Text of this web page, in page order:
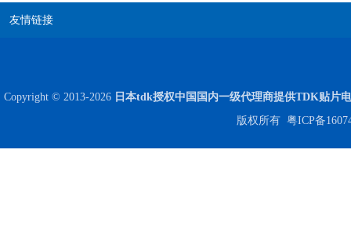
友情链接
Copyright © 2013-2026 日本tdk授权中国国内一级代理商提供TDK贴片
版权所有 粤ICP备